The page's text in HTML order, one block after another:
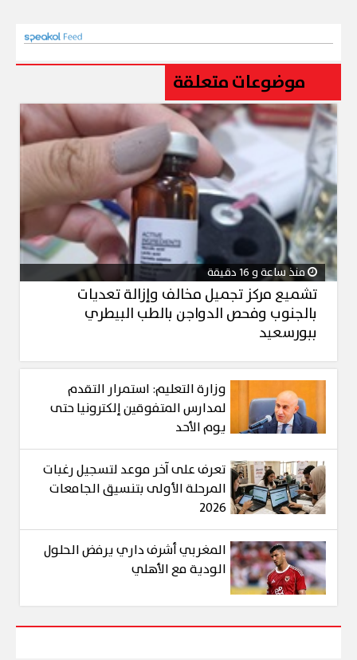
موضوعات متعلقة
منذ ساعة و 16 دقيقة
تشميع مركز تجميل مخالف وإزالة تعديات
بالجنوب وفحص الدواجن بالطب البيطري
ببورسعيد
وزارة التعليم: استمرار التقدم
لمدارس المتفوقين إلكترونيا حتى
يوم الأحد
تعرف على آخر موعد لتسجيل رغبات
المرحلة الأولى بتنسيق الجامعات
2026
المغربي أشرف داري يرفض الحلول
الودية مع الأهلي